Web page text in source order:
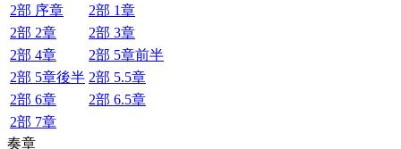
2部 序章
2部 1章
2部 2章
2部 3章
2部 4章
2部 5章前半
2部 5章後半 2部 5.5章
2部 6章
2部 6.5章
2部 7章
奏章